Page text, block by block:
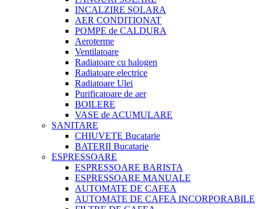
INCALZIRE SOLARA
AER CONDITIONAT
POMPE de CALDURA
Aeroterme
Ventilatoare
Radiatoare cu halogen
Radiatoare electrice
Radiatoare Ulei
Purificatoare de aer
BOILERE
VASE de ACUMULARE
SANITARE
CHIUVETE Bucatarie
BATERII Bucatarie
ESPRESSOARE
ESPRESSOARE BARISTA
ESPRESSOARE MANUALE
AUTOMATE DE CAFEA
AUTOMATE DE CAFEA INCORPORABILE